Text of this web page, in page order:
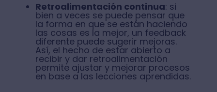
Retroalimentación continua: si
bien a veces se puede pensar que
la forma en que se están haciendo
las cosas es la mejor, un feedback
diferente puede sugerir mejoras.
Así, el hecho de estar abierto a
recibir y dar retroalimentación
permite ajustar y mejorar procesos
en base a las lecciones aprendidas.